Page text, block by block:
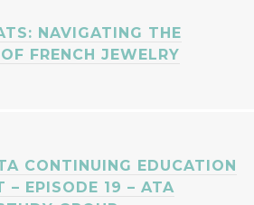
NAVIGATING THE
FRENCH JEWELRY
CONTINUING EDUCATION
– EPISODE 19 – ATA